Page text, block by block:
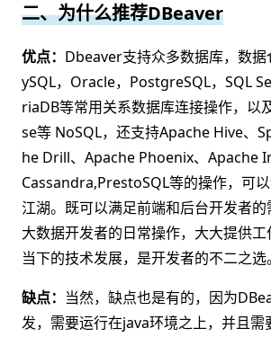
二、为什么推荐DBeaver
优点： Dbeaver支持众多数据库，数
ySQL，Oracle，PostgreSQL，SQL
riaDB等常用关系数据库连接操作，以
se等 NoSQL，还支持Apache Hive、
he Drill、Apache Phoenix、Apache
Cassandra,PrestoSQL等的操作，可
江湖。既可以满足前端和后台开发者
大数据开发者的日常操作，大大提供
当下的技术发展，是开发者的不二之选。
缺点： 当然，缺点也是有的，因为
发，需要运行在java环境之上，并且需